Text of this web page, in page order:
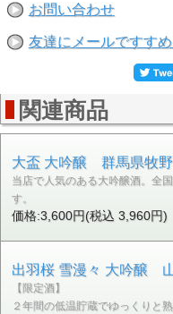
お問い合わせ
友達にメールですす
関連商品
大盃 大吟醸 群馬県牧野
当店で人気のある大吟醸酒。全
す。
価格:3,600円(税込 3,960円)
出羽桜 雪漫々 大吟醸
【限定酒】
２年間の低温貯蔵でゆっくりと